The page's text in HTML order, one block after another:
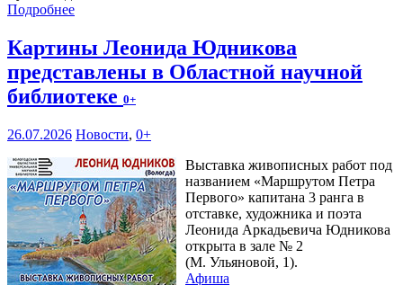
Подробнее
Картины Леонида Юдникова
представлены в Областной научной
библиотеке 0+
26.07.2026 Новости, 0+
Выставка живописных работ под
названием «Маршрутом Петра
Первого» капитана 3 ранга в
отставке, художника и поэта
Леонида Аркадьевича Юдникова
открыта в зале № 2
(М. Ульяновой, 1).
Афиша